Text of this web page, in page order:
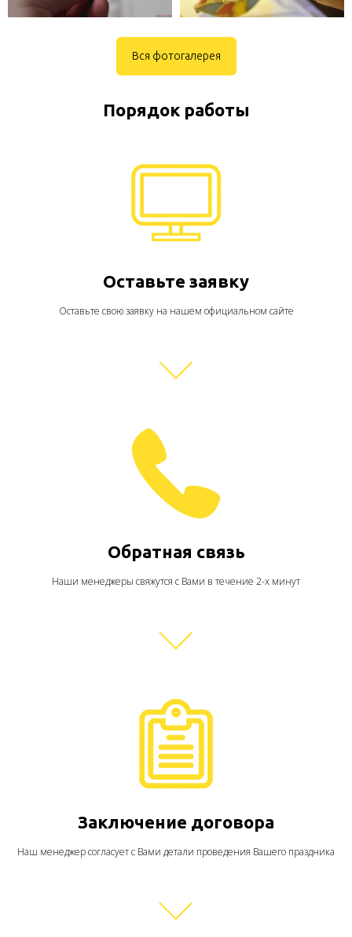
Вся фотогалерея
Порядок работы
Оставьте заявку
Оставьте свою заявку на нашем официальном сайте
Обратная связь
Наши менеджеры свяжутся с Вами в течение 2-х минут
Заключение договора
Наш менеджер согласует с Вами детали проведения Вашего праздника